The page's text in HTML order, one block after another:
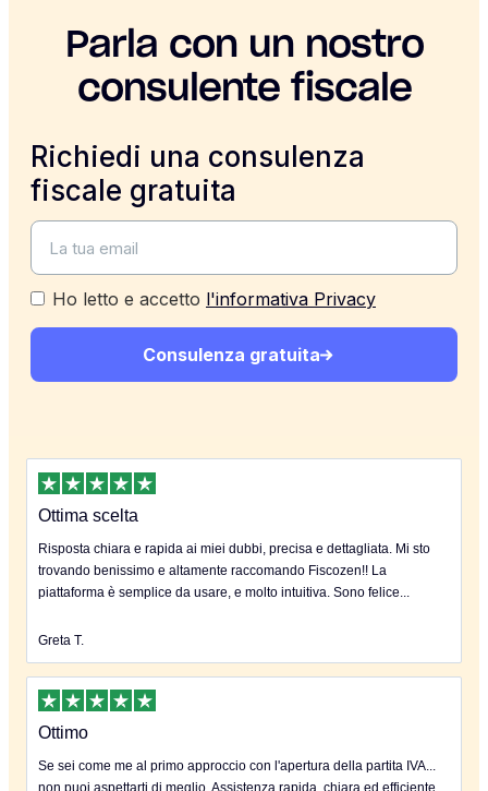
Parla con un nostro
consulente fiscale
Richiedi una consulenza
fiscale gratuita
Ho letto e accetto l'informativa Privacy
Consulenza gratuita
Ottima scelta
Risposta chiara e rapida ai miei dubbi, precisa e dettagliata. Mi sto
trovando benissimo e altamente raccomando Fiscozen!! La
piattaforma è semplice da usare, e molto intuitiva. Sono felice...
Greta T.
Ottimo
Se sei come me al primo approccio con l'apertura della partita IVA...